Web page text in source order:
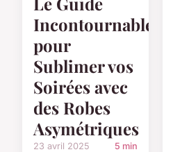
Incontournable
pour
Sublimer vos
Soirées avec
des Robes
Asymétriques
23 avril 2025 5 min